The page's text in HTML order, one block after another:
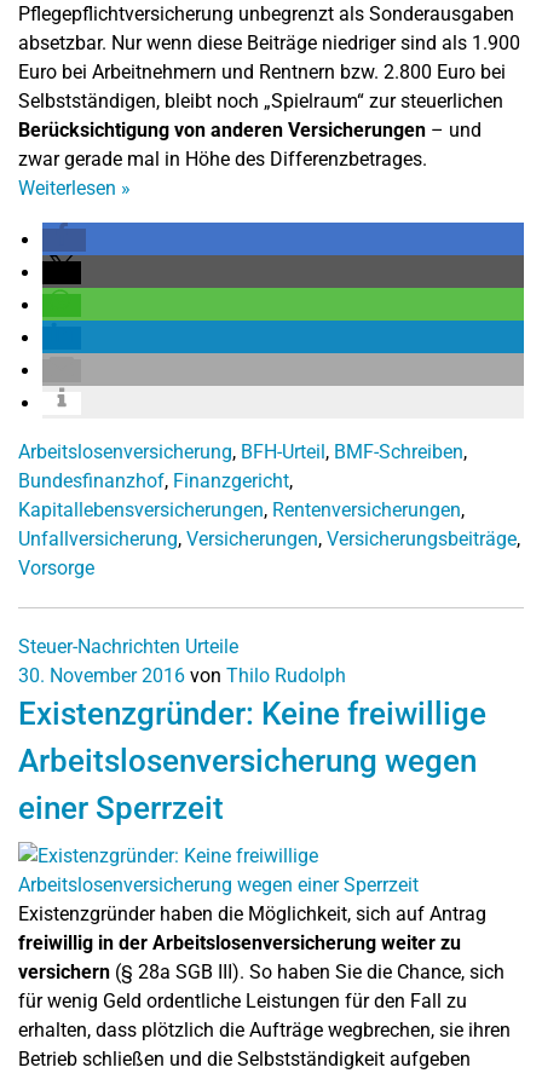
Pflegepflichtversicherung unbegrenzt als Sonderausgaben
absetzbar. Nur wenn diese Beiträge niedriger sind als 1.900
Euro bei Arbeitnehmern und Rentnern bzw. 2.800 Euro bei
Selbstständigen, bleibt noch „Spielraum“ zur steuerlichen
Berücksichtigung von anderen Versicherungen – und
zwar gerade mal in Höhe des Differenzbetrages.
Weiterlesen »
Arbeitslosenversicherung, BFH-Urteil, BMF-Schreiben,
Bundesfinanzhof, Finanzgericht,
Kapitallebensversicherungen, Rentenversicherungen,
Unfallversicherung, Versicherungen, Versicherungsbeiträge,
Vorsorge
Steuer-Nachrichten Urteile
30. November 2016 von Thilo Rudolph
Existenzgründer: Keine freiwillige
Arbeitslosenversicherung wegen
einer Sperrzeit
Existenzgründer haben die Möglichkeit, sich auf Antrag
freiwillig in der Arbeitslosenversicherung weiter zu
versichern (§ 28a SGB III). So haben Sie die Chance, sich
für wenig Geld ordentliche Leistungen für den Fall zu
erhalten, dass plötzlich die Aufträge wegbrechen, sie ihren
Betrieb schließen und die Selbstständigkeit aufgeben